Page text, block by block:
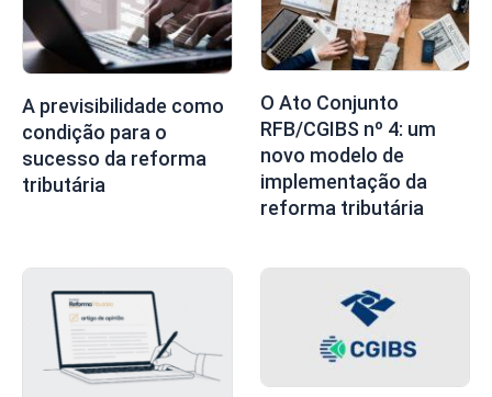
A previsibilidade como
condição para o
sucesso da reforma
tributária
O Ato Conjunto
RFB/CGIBS nº 4: um
novo modelo de
implementação da
reforma tributária